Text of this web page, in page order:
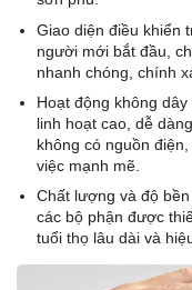
Giao diện điều khiển
người mới bắt đầu,
nhanh chóng, chính
Hoạt động không
linh hoạt cao, dễ
không có nguồn
việc mạnh mẽ.
Chất lượng và độ
các bộ phận được
tuổi thọ lâu dài và